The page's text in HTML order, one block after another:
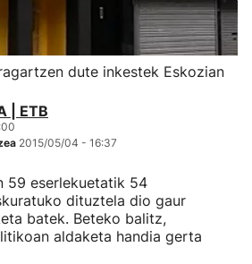
dute inkestek Eskozian
| ETB
2015/05/04 - 16:37
59 eserlekuetatik 54
dituztela dio gaur
batek. Beteko balitz,
aldaketa handia gerta